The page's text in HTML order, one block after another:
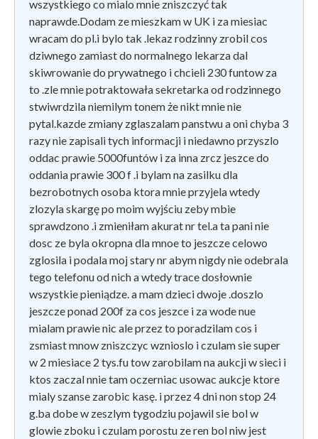
wszystkiego co mialo mnie zniszczyć tak
naprawde.Dodam ze mieszkam w UK i za miesiac
wracam do pl.i bylo tak .lekaz rodzinny zrobil cos
dziwnego zamiast do normalnego lekarza dal
skiwrowanie do prywatnego i chcieli 230 funtow za
to .zle mnie potraktowała sekretarka od rodzinnego
stwiwrdzila niemilym tonem że nikt mnie nie
pytal.kazde zmiany zglaszalam panstwu a oni chyba 3
razy nie zapisali tych informacji i niedawno przyszlo
oddac prawie 5000funtów i za inna zrcz jeszce do
oddania prawie 300 f .i bylam na zasilku dla
bezrobotnych osoba ktora mnie przyjela wtedy
zlozyla skargę po moim wyjściu zeby mbie
sprawdzono .i zmieniłam akurat nr tel.a ta pani nie
dosc ze byla okropna dla mnoe to jeszcze celowo
zglosila i podala moj stary nr abym nigdy nie odebrala
tego telefonu od nich a wtedy trace dosłownie
wszystkie pieniądze. a mam dzieci dwoje .doszlo
jeszcze ponad 200f za cos jeszce i za wode nue
mialam prawie nic ale przez to poradzilam cos i
zsmiast mnow zniszczyc wznioslo i czulam sie super
w 2 miesiace 2 tys.fu tow zarobilam na aukcji w sieci i
ktos zaczal nnie tam oczerniac usowac aukcje ktore
mialy szanse zarobic kasę. i przez 4 dni non stop 24
g.ba dobe w zeszlym tygodziu pojawil sie bol w
glowie zboku i czulam porostu ze ren bol niw jest